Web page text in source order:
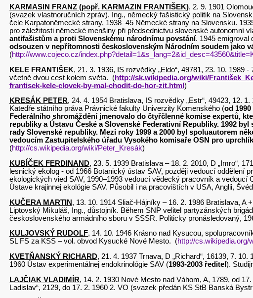
KARMASIN FRANZ (popř. KARMAZIN FRANTIŠEK), 2. 9. 1901
(svazek vlastnoručních zpráv). Ing., německý fašistický politik na
čele Karpatoněmecké strany, 1938–45 Německé strany na Slovensku.
pro záležitosti německé menšiny při předsednictvu slovenské autonomní
antifašistům a proti Slovenskému národnímu povstání. 1945 emigroval
odsouzen v nepřítomnosti československým Národním soudem jako
(http://www.cojeco.cz/
KELE FRANTIŠEK, 21. 3. 1936, IS rozvědky „Eldo“, 49781, 23. 10.
včetně dvou cest kolem světa. (http://sk.wikipedia.org/wiki/
frantisek-kele-clovek-by-mal-chodit-do-hor-zit.html )
KRESÁK PETER, 24. 4. 1954 Bratislava, IS rozvědky „Estr“, 49423, 12.
Katedře státního práva Právnické fakulty Univerzity Komenského (od
Federálního shromáždění jmenovalo do čtyřčlenné komise expertů,
republiky a Ústavu České a Slovenské Federativní Republiky. 1992 byl
rady Slovenské republiky. Mezi roky 1999 a 2000 byl spoluautorem
vedoucím Zastupitelského úřadu Vysokého komisaře OSN pro
(http://cs.wikipedia.org/wiki/Peter_Kresák)
KUBÍČEK FERDINAND, 23. 5. 1939 Bratislava – 18. 2. 2010, D „Imro“,
lesnický ekolog - od 1966 Botanický ústav SAV, později vedoucí oddělení
ekologických vied SAV, 1990–1993 vedoucí vědecký pracovník a
Ústave krajinnej ekológie SAV. Působil i na pracovištích v USA, Anglii,
KUČERA MARTIN , 13. 10. 1914 Sliač-Hájníky – 16. 2. 1986 Bratislava, A
Liptovský Mikuláš, Ing., důstojník. Během SNP velitel partyzánských
československého armádního sboru v SSSR. Politicky pronásledovaný,
KULJOVSKÝ RUDOLF, 14. 10. 1946 Krásno nad Kysucou,
SL FS za KSS – vol. obvod Kysucké Nové Mesto. (http://cs.wikipedia.org/
KVETŇANSKÝ RICHARD, 21. 4. 1937 Trnava, D „Richard“, 16139, 7.
1960 Ústav experimentálnej endokrinológie SAV (1993-2003 ředitel ).
LAJČIAK VLADIMÍR, 14. 2. 1930 Nové Mesto nad Váhom, A, 1789, od
Ladislav“, 2129, do 17. 2. 1960 2. VO (svazek předán KS StB Banská